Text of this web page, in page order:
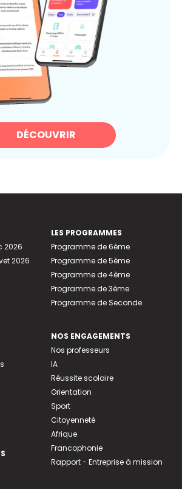
DÉCOUVRIR
2026
2026
LES PROGRAMMES
Programme de 6ème
Programme de 5ème
Programme de 4ème
Programme de 3ème
Programme de Seconde
NOS ENGAGEMENTS
Nos professeurs
IA
Réussite scolaire
Orientation
Sport
Citoyenneté
Afrique
Francophonie
Rapport - Entreprise à mission